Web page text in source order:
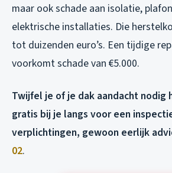
maar ook schade aan isolatie,
elektrische installaties. Die
tot duizenden euro’s. Een tijdige
voorkomt schade van €5.000.
Twijfel je of je dak aandacht nodig
gratis bij je langs voor een
verplichtingen, gewoon eerlijk
02.